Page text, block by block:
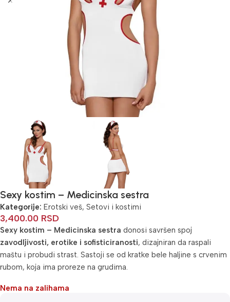
Sexy kostim – Medicinska sestra
Kategorije: Erotski veš, Setovi i kostimi
3,400.00 RSD
Sexy kostim – Medicinska sestra donosi savršen spoj
zavodljivosti, erotike i sofisticiranosti, dizajniran da raspali
maštu i probudi strast. Sastoji se od kratke bele haljine s crvenim
rubom, koja ima proreze na grudima.
Nema na zalihama